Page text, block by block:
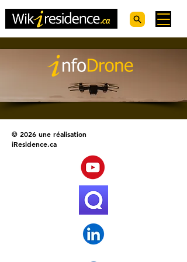
© 2026 une réalisation
iResidence.ca